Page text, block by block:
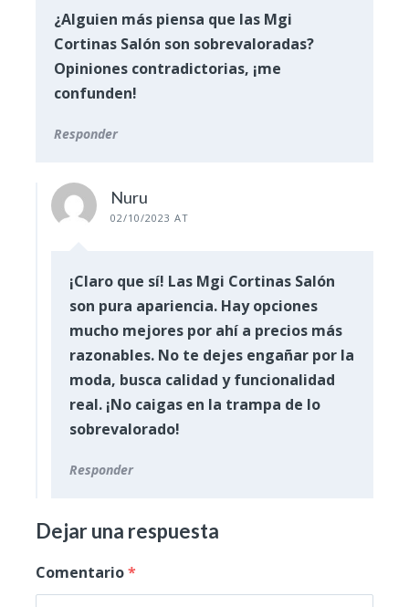
¿Alguien más piensa que las Mgi
Cortinas Salón son sobrevaloradas?
Opiniones contradictorias, ¡me
confunden!
Responder
Nuru
02/10/2023 AT
¡Claro que sí! Las Mgi Cortinas Salón
son pura apariencia. Hay opciones
mucho mejores por ahí a precios más
razonables. No te dejes engañar por la
moda, busca calidad y funcionalidad
real. ¡No caigas en la trampa de lo
sobrevalorado!
Responder
Dejar una respuesta
Comentario*